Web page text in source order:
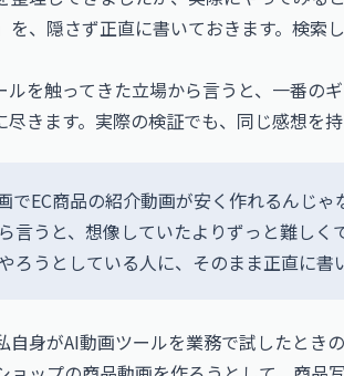
を、隠さず正直に書いておきます。検索
ルを触ってきた立場から言うと、一番の
尽きます。実際の検証でも、同じ感想を
画でEC商品の紹介動画が安く作れるんじ
言うと、想像していたよりずっと難し
ろうとしている人に、そのまま正直に書
自身がAI動画ツールを業務で試したとき